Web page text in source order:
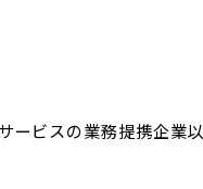
ービスの業務提携企業以